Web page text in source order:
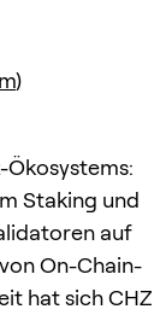
)
Ökosystems:
Staking und
auf
On-Chain-
hat sich CHZ